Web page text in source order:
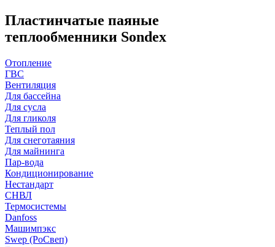
Пластинчатые паяные
теплообменники Sondex
Отопление
ГВС
Вентиляция
Для бассейна
Для сусла
Для гликоля
Теплый пол
Для снеготаяния
Для майнинга
Пар-вода
Кондиционирование
Нестандарт
СНВЛ
Термосистемы
Danfoss
Машимпэкс
Swep (РоСвеп)